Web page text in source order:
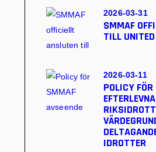
SMMAF
TILL
2026-03-31
POLICY
IDROTTER
2026-03-11